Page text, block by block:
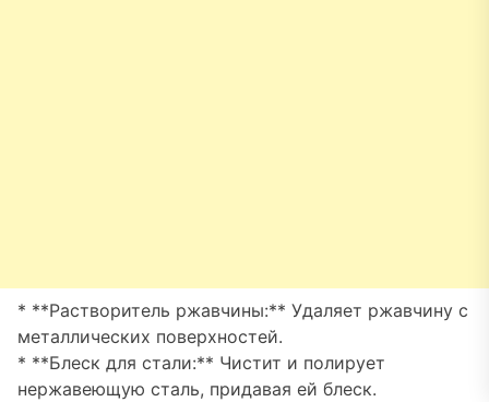
* **Растворитель ржавчины:** Удаляет ржавчину с
металлических поверхностей.
* **Блеск для стали:** Чистит и полирует
нержавеющую сталь, придавая ей блеск.